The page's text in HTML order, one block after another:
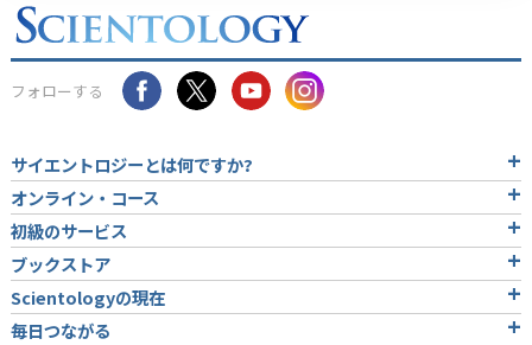
フォローする
サイエントロジーとは何ですか?
オンライン・コース
初級のサービス
ブックストア
Scientologyの現在
毎日つながる